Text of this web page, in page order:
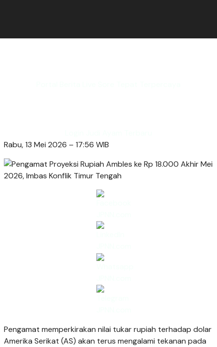
Rabu, 13 Mei 2026 – 17:56 WIB
Pengamat memperkirakan nilai tukar rupiah terhadap dolar
Amerika Serikat (AS) akan terus mengalami tekanan pada